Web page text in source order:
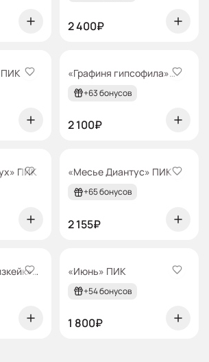
2 400₽
ПИК
«Графиня гипсофила»
ПИК
+63 бонусов
2 100₽
ПИК «Месье Диантус» ПИК
+65 бонусов
2 155₽
«Июнь» ПИК
+54 бонусов
1 800₽